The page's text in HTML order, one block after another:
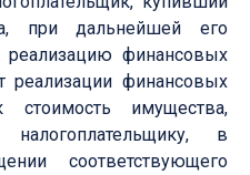
при дальнейшей его
реализацию финансовых
реализации финансовых
стоимость имущества,
в
соответствующего